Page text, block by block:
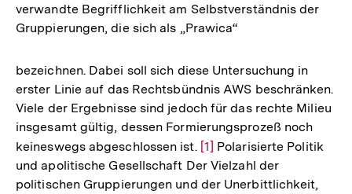
verwandte Begrifflichkeit am Selbstverständnis der
Gruppierungen, die sich als „Prawica“
bezeichnen. Dabei soll sich diese Untersuchung in
erster Linie auf das Rechtsbündnis AWS beschränken.
Viele der Ergebnisse sind jedoch für das rechte Milieu
insgesamt gültig, dessen Formierungsprozeß noch
keineswegs abgeschlossen ist. Zur
Auflösung
der
[1] Polarisierte Politik
und apolitische Gesellschaft Der Vielzahl der
politischen Gruppierungen und der Unerbittlichkeit,